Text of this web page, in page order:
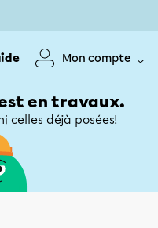
Mon compte
en travaux.
celles déjà posées!